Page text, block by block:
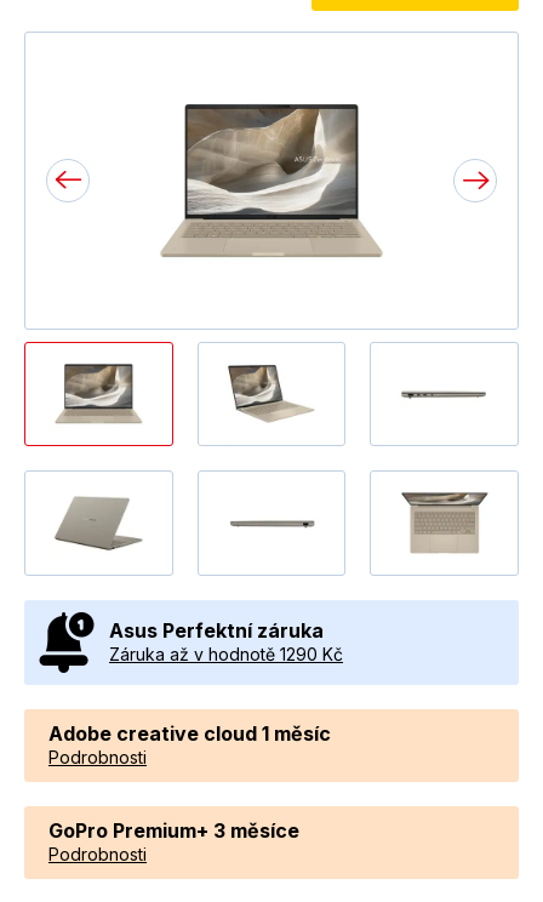
Asus Perfektní záruka
Záruka až v hodnotě 1290 Kč
Adobe creative cloud 1 měsíc
Podrobnosti
GoPro Premium+ 3 měsíce
Podrobnosti